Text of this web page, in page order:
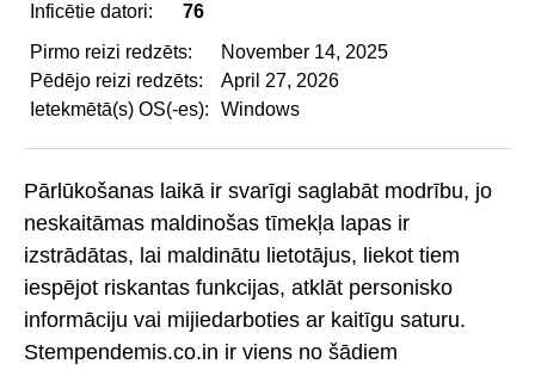
Inficētie datori:
76
Pirmo reizi redzēts:
November 14, 2025
Pēdējo reizi redzēts:
April 27, 2026
Ietekmētā(s) OS(-es):
Windows
Pārlūkošanas laikā ir svarīgi saglabāt modrību, jo
neskaitāmas maldinošas tīmekļa lapas ir
izstrādātas, lai maldinātu lietotājus, liekot tiem
iespējot riskantas funkcijas, atklāt personisko
informāciju vai mijiedarboties ar kaitīgu saturu.
Stempendemis.co.in ir viens no šādiem